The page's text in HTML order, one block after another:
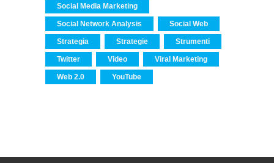
Social Media Marketing
Social Network Analysis Social Web
Strategia Strategie Strumenti
Twitter Video Viral Marketing
Web 2.0 YouTube